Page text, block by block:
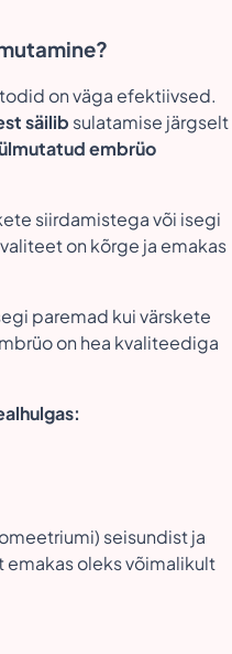
on väga efektiivsed.
säilib sulatamise järgselt
embrüo
siirdamistega või isegi
on kõrge ja emakas
paremad kui värskete
on hea kvaliteediga
seisundist ja
emakas oleks võimalikult